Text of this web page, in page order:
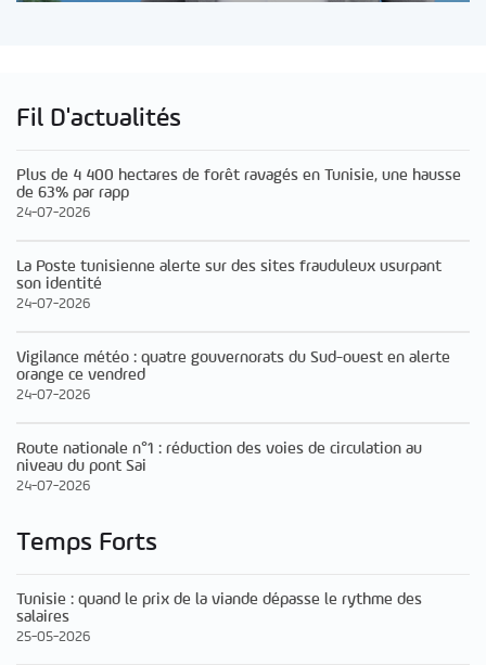
Fil D'actualités
Plus de 4 400 hectares de forêt ravagés en Tunisie, une hausse
de 63% par rapp
24-07-2026
La Poste tunisienne alerte sur des sites frauduleux usurpant
son identité
24-07-2026
Vigilance météo : quatre gouvernorats du Sud-ouest en alerte
orange ce vendred
24-07-2026
Route nationale n°1 : réduction des voies de circulation au
niveau du pont Sai
24-07-2026
Temps Forts
Tunisie : quand le prix de la viande dépasse le rythme des
salaires
25-05-2026